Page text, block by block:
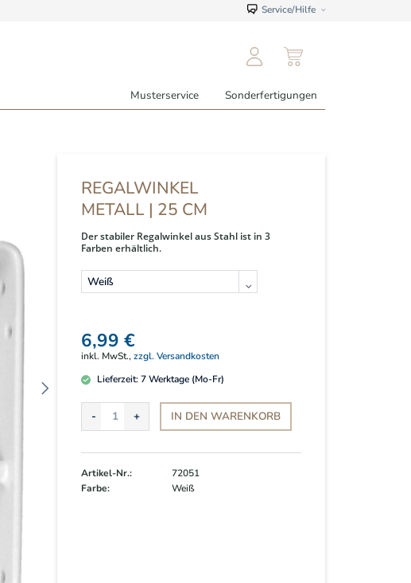
Service/Hilfe
Musterservice Sonderfertigungen
REGALWINKEL
METALL | 25 CM
Der stabiler Regalwinkel aus Stahl ist in 3
Farben erhältlich.
6,99 €
inkl. MwSt.,zzgl. Versandkosten
Lieferzeit: 7Werktage (Mo-Fr)
IN DEN WARENKORB
Artikel-Nr.:
72051
Farbe:
Weiß